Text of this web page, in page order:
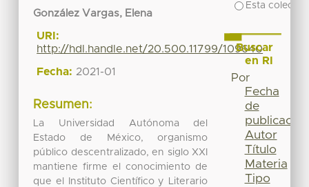
González Vargas, Elena
URI:
http://hdl.handle.net/20.500.11799/109640
Fecha: 2021-01
Resumen:
La Universidad Autónoma del
Estado de México, organismo
público descentralizado, en siglo XXI
mantiene firme el conocimiento de
que el Instituto Científico y Literario
Esta
Buscar
en RI
Por
Fecha
de
publicación
Autor
Título
Materia
Tipo